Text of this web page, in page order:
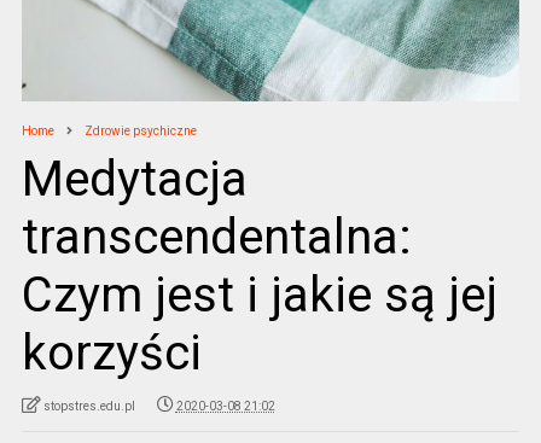
Home Zdrowie psychiczne
Medytacja
transcendentalna:
Czym jest i jakie są jej
korzyści
stopstres.edu.pl 2020-03-08 21:02